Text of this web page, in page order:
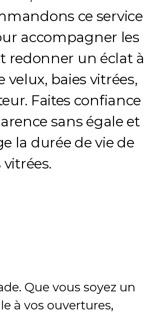
ce service
accompagner les
redonner un éclat à
velux, baies vitrées,
Faites confiance
sans égale et
la durée de vie de
Que vous soyez un
à vos ouvertures,